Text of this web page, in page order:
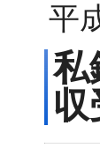
平
私
収